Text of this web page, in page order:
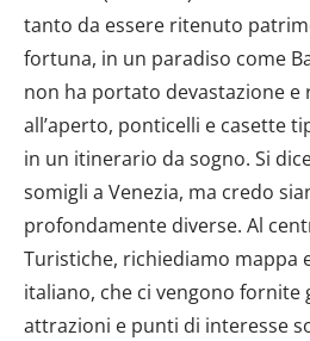
tanto da essere ritenuto
fortuna, in un paradiso come
non ha portato devastazione e
all’aperto, ponticelli e casette
in un itinerario da sogno. Si
somigli a Venezia, ma credo
profondamente diverse. Al
Turistiche, richiediamo mappa
italiano, che ci vengono fornite
attrazioni e punti di interesse